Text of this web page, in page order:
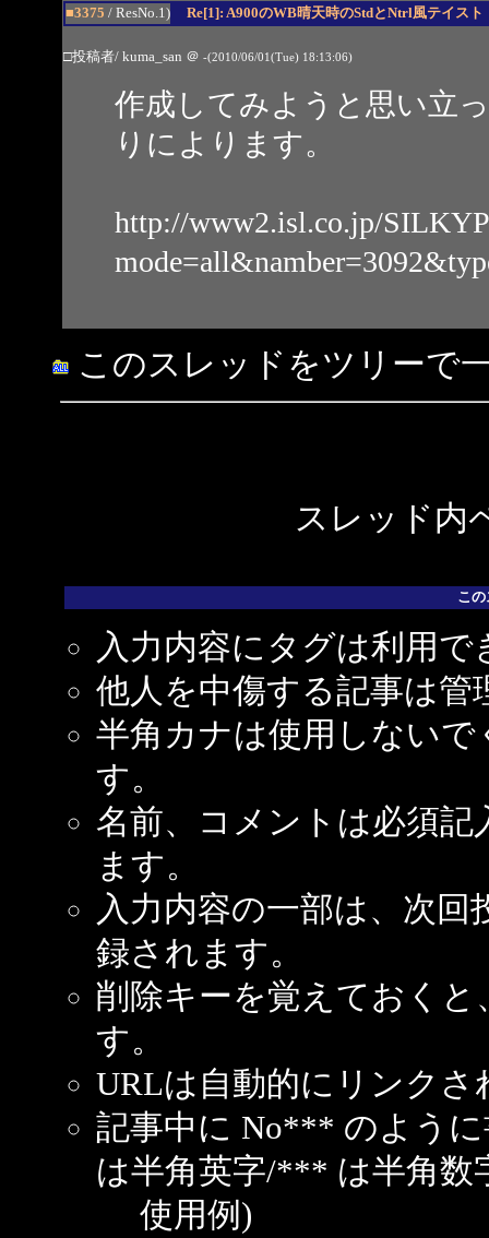
■3375 / ResNo.1) Re[1]: A900のWB晴天時のStdとNtrl風テイスト
□投稿者/ kuma_san ＠ -(2010/06/01(Tue) 18:13:06)
作成してみようと思い立
りによります。
http://www2.isl.co.jp/
このスレッドをツリーで
スレッド内
こ
入力内容にタグは利用で
他人を中傷する記事は管
半角カナは使用しない
す。
名前、コメントは必須
ます。
入力内容の一部は、次
録されます。
削除キーを覚えておく
す。
URLは自動的にリンクさ
記事中に No*** のよう
は半角英字/*** は半角数
使用例)